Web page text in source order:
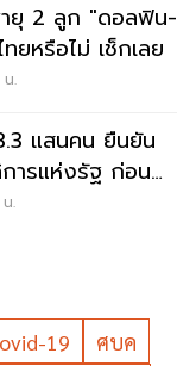
ายุ 2 ลูก "ดอลฟิน-
ยหรือไม่ เช็กเลย
.
แสนคน ยืนยัน
ารแห่งรัฐ ก่อน
.
19
ศบค